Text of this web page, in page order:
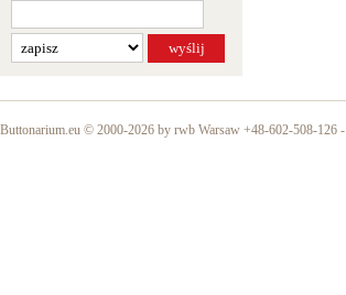
Buttonarium.eu © 2000-2026 by rwb Warsaw +48-602-508-126 -